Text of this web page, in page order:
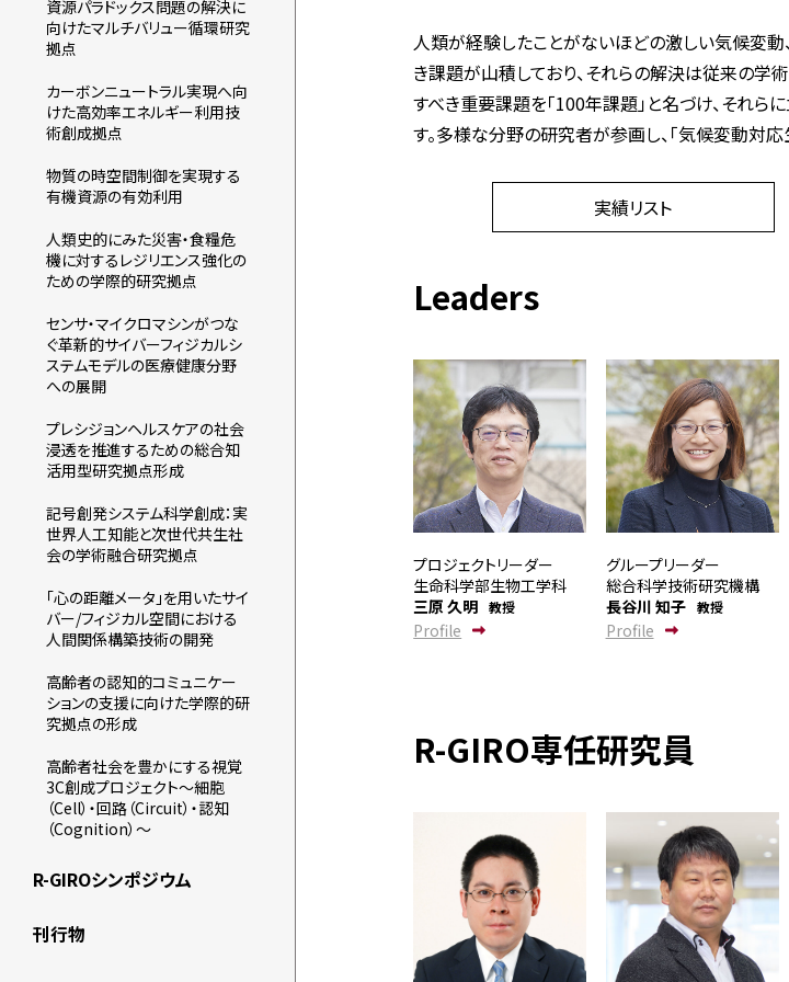
資源パラドックス問題の解決に
向けたマルチバリュー循環研究
拠点
カーボンニュートラル実現へ向
けた高効率エネルギー利用技
術創成拠点
物質の時空間制御を実現する
有機資源の有効利用
人類史的にみた災害・食糧危
機に対するレジリエンス強化の
ための学際的研究拠点
センサ・マイクロマシンがつな
ぐ革新的サイバーフィジカルシ
ステムモデルの医療健康分野
への展開
プレシジョンヘルスケアの社会
浸透を推進するための総合知
活用型研究拠点形成
記号創発システム科学創成：実
世界人工知能と次世代共生社
会の学術融合研究拠点
「心の距離メータ」を用いたサイ
バー/フィジカル空間における
人間関係構築技術の開発
高齢者の認知的コミュニケー
ションの支援に向けた学際的研
究拠点の形成
高齢者社会を豊かにする視覚
3C創成プロジェクト～細胞
（Cell）・回路（Circuit）・認知
（Cognition）～
R-GIROシンポジウム
刊行物
人類が経験したことがないほどの激しい気候変動
き課題が山積しており、それらの解決は従来の学
すべき重要課題を「100年課題」と名づけ、それ
す。多様な分野の研究者が参画し、「気候変動対
実績リスト
Leaders
プロジェクトリーダー
生命科学部生物工学科
三原 久明
教授
Profile
グループリーダー
総合科学技術研究機構
長谷川 知子
教授
Profile
R-GIRO専任研究員